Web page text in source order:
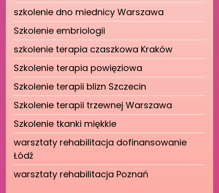
szkolenie dno miednicy Warszawa
Szkolenie embriologii
szkolenie terapia czaszkowa Kraków
Szkolenie terapia powięziowa
Szkolenie terapii blizn Szczecin
Szkolenie terapii trzewnej Warszawa
Szkolenie tkanki miękkie
warsztaty rehabilitacja dofinansowanie
Łódź
warsztaty rehabilitacja Poznań